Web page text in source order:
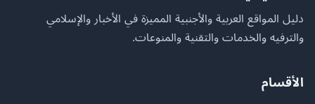
دليل المواقع العربية والأجنبية المميزة في الأخبار والإسلامي
والترفيه والخدمات والتقنية والمنوعات.
الأقسام